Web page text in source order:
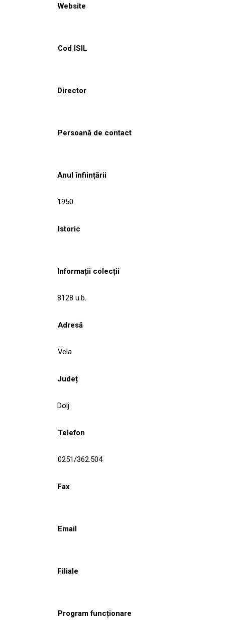
Website
Cod ISIL
Director
Persoană de contact
Anul înființării
1950
Istoric
Informații colecții
8128 u.b.
Adresă
Vela
Județ
Dolj
Telefon
0251/362.504
Fax
Email
Filiale
Program funcționare